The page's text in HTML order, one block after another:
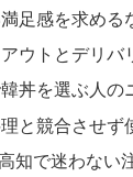
足感を求める
ウトとデリバ
丼を選ぶ人の
と競合させず
知で迷わない